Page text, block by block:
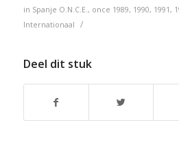
in Spanje O.N.C.E., once 1989, 1990, 1991,
Internationaal
/
Deel dit stuk